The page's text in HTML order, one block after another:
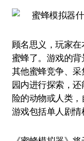
顾名思义，玩家
蜜蜂了。游戏的
其他蜜蜂竞争、
园内进行探索，
险的动物或人类，
游戏包括单人剧情